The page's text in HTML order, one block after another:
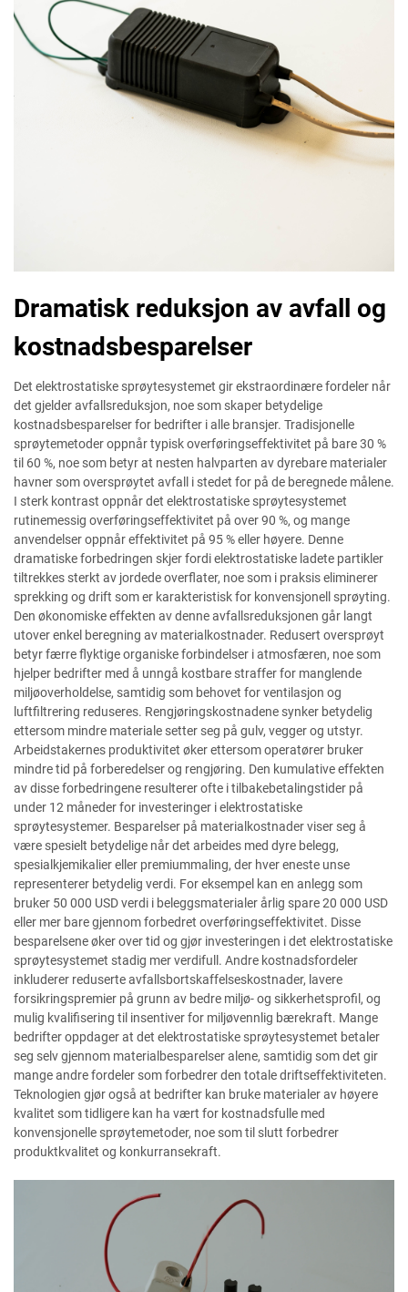
Dramatisk reduksjon av avfall og
kostnadsbesparelser
Det elektrostatiske sprøytesystemet gir ekstraordinære fordeler når
det gjelder avfallsreduksjon, noe som skaper betydelige
kostnadsbesparelser for bedrifter i alle bransjer. Tradisjonelle
sprøytemetoder oppnår typisk overføringseffektivitet på bare 30 %
til 60 %, noe som betyr at nesten halvparten av dyrebare materialer
havner som oversprøytet avfall i stedet for på de beregnede målene.
I sterk kontrast oppnår det elektrostatiske sprøytesystemet
rutinemessig overføringseffektivitet på over 90 %, og mange
anvendelser oppnår effektivitet på 95 % eller høyere. Denne
dramatiske forbedringen skjer fordi elektrostatiske ladete partikler
tiltrekkes sterkt av jordede overflater, noe som i praksis eliminerer
sprekking og drift som er karakteristisk for konvensjonell sprøyting.
Den økonomiske effekten av denne avfallsreduksjonen går langt
utover enkel beregning av materialkostnader. Redusert oversprøyt
betyr færre flyktige organiske forbindelser i atmosfæren, noe som
hjelper bedrifter med å unngå kostbare straffer for manglende
miljøoverholdelse, samtidig som behovet for ventilasjon og
luftfiltrering reduseres. Rengjøringskostnadene synker betydelig
ettersom mindre materiale setter seg på gulv, vegger og utstyr.
Arbeidstakernes produktivitet øker ettersom operatører bruker
mindre tid på forberedelser og rengjøring. Den kumulative effekten
av disse forbedringene resulterer ofte i tilbakebetalingstider på
under 12 måneder for investeringer i elektrostatiske
sprøytesystemer. Besparelser på materialkostnader viser seg å
være spesielt betydelige når det arbeides med dyre belegg,
spesialkjemikalier eller premiummaling, der hver eneste unse
representerer betydelig verdi. For eksempel kan en anlegg som
bruker 50 000 USD verdi i beleggsmaterialer årlig spare 20 000 USD
eller mer bare gjennom forbedret overføringseffektivitet. Disse
besparelsene øker over tid og gjør investeringen i det elektrostatiske
sprøytesystemet stadig mer verdifull. Andre kostnadsfordeler
inkluderer reduserte avfallsbortskaffelseskostnader, lavere
forsikringspremier på grunn av bedre miljø- og sikkerhetsprofil, og
mulig kvalifisering til insentiver for miljøvennlig bærekraft. Mange
bedrifter oppdager at det elektrostatiske sprøytesystemet betaler
seg selv gjennom materialbesparelser alene, samtidig som det gir
mange andre fordeler som forbedrer den totale driftseffektiviteten.
Teknologien gjør også at bedrifter kan bruke materialer av høyere
kvalitet som tidligere kan ha vært for kostnadsfulle med
konvensjonelle sprøytemetoder, noe som til slutt forbedrer
produktkvalitet og konkurransekraft.